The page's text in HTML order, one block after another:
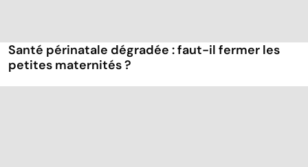
Santé périnatale dégradée : faut-il fermer les
petites maternités ?